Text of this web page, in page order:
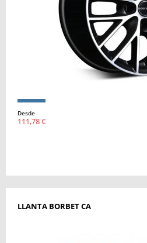
Desde
111,78 €
LLANTA BORBET CA